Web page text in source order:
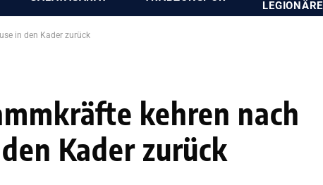
LEGIONÄRE
in den Kader zurück
kehren nach
Kader zurück